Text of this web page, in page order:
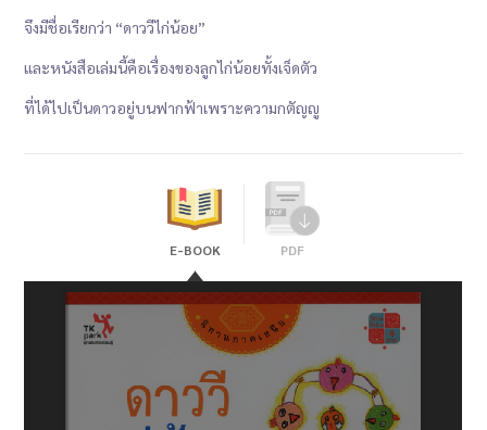
จึงมีชื่อเรียกว่า “ดาววีไก่น้อย”
และหนังสือเล่มนี้คือเรื่องของลูกไก่น้อยทั้งเจ็ดตัว
ที่ได้ไปเป็นดาวอยู่บนฟากฟ้าเพราะความกตัญญู
E-BOOK PDF